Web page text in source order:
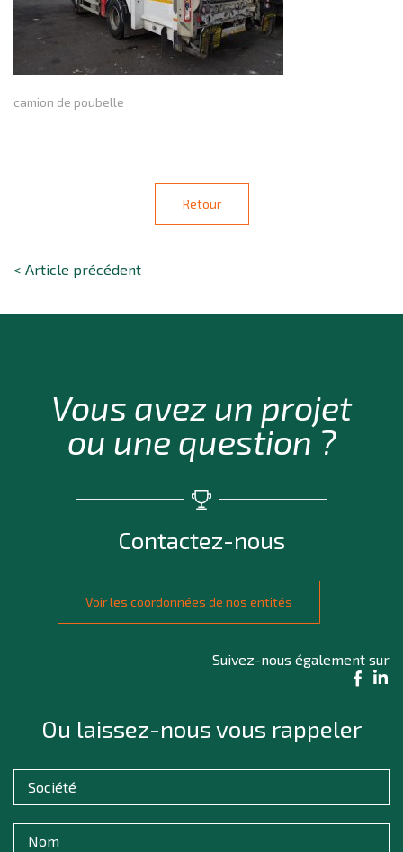
camion de poubelle
Retour
< Article précédent
Vous avez un projet
ou une question ?
Contactez-nous
Voir les coordonnées de nos entités
Suivez-nous également sur
Ou laissez-nous vous rappeler